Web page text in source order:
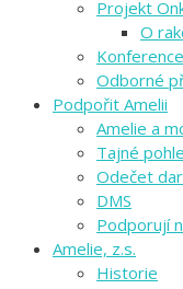
Projekt
O
Konference
Odborné
Podpořit Amelii
Amelie a
Tajné
Odečet
DMS
Podporují
Amelie, z.s.
Historie